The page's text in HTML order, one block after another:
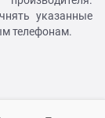
указанные
телефонам.